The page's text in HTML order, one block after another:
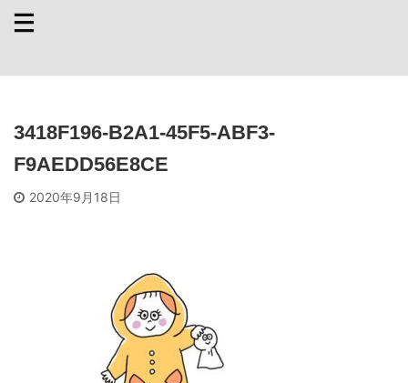
3418F196-B2A1-45F5-ABF3-
F9AEDD56E8CE
2020年9月18日